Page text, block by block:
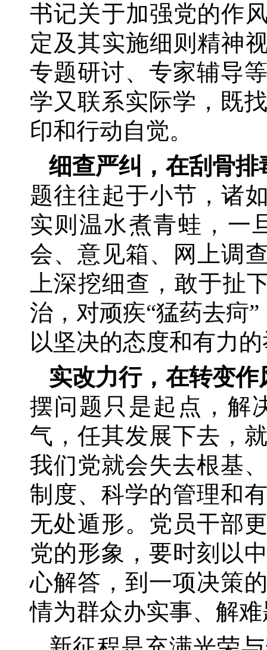
书记关于加强党的作
定及其实施细则精神
专题研讨、专家辅导
学又联系实际学，既
印和行动自觉。
细查严纠，在刮骨
题往往起于小节，诸
实则温水煮青蛙，一
会、意见箱、网上调
上深挖细查，敢于扯
治，对顽疾“猛药去疴
以坚决的态度和有力
实改力行，在转变
摆问题只是起点，解
气，任其发展下去，
我们党就会失去根基
制度、科学的管理和
无处遁形。党员干部
党的形象，要时刻以
心解答，到一项决策
情为群众办实事、解